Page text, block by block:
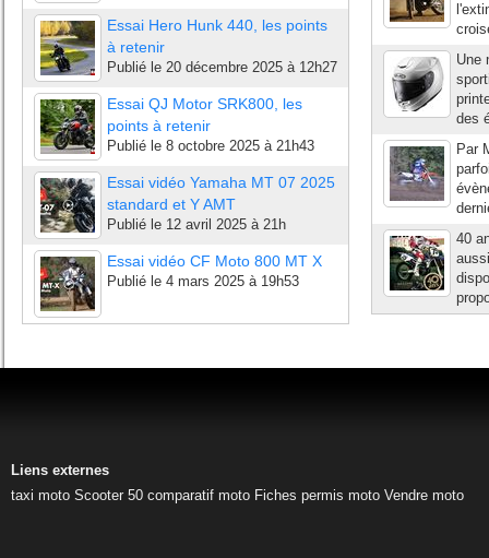
Essai Hero Hunk 440, les points
à retenir
Publié le 20 décembre 2025 à 12h27
Essai QJ Motor SRK800, les
points à retenir
Publié le 8 octobre 2025 à 21h43
Essai vidéo Yamaha MT 07 2025
standard et Y AMT
Publié le 12 avril 2025 à 21h
Essai vidéo CF Moto 800 MT X
Publié le 4 mars 2025 à 19h53
Une
des
Par
40
Liens externes
taxi moto Scooter 50 comparatif moto Fiches permis moto Vendre moto